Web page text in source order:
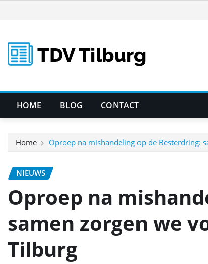
naar
inhoud
HOME BLOG CONTACT
Home Oproep na mishandeling op de Besterdring:
NIEUWS
Oproep na
samen zorgen we
Tilburg